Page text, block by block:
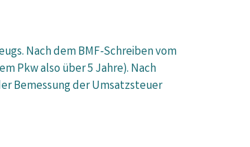
Nach dem BMF-Schreiben vom
Pkw also über 5 Jahre). Nach
Bemessung der Umsatzsteuer